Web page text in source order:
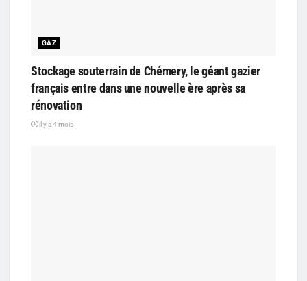
GAZ
Stockage souterrain de Chémery, le géant gazier
français entre dans une nouvelle ère après sa
rénovation
il y a 4 mois